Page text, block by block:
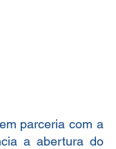
a abertura do